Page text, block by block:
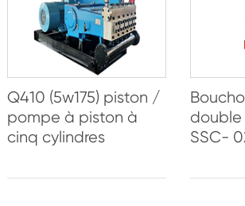
Q410 (5w175) piston /
pompe à piston à
cinq cylindres
double
SSC-